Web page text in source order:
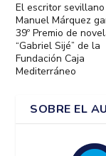
El escritor sevillano
Manuel Márquez
39º Premio de
“Gabriel Sijé” de la
Fundación Caja
Mediterráneo
SOBRE EL